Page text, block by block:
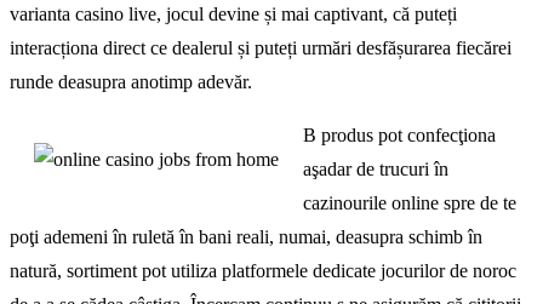
varianta casino live, jocul devine și mai captivant, că puteți
interacționa direct ce dealerul și puteți urmări desfășurarea fiecărei
runde deasupra anotimp adevăr.
B produs pot confecţiona
aşadar de trucuri în
cazinourile online spre de te
poţi ademeni în ruletă în bani reali, numai, deasupra schimb în
natură, sortiment pot utiliza platformele dedicate jocurilor de noroc